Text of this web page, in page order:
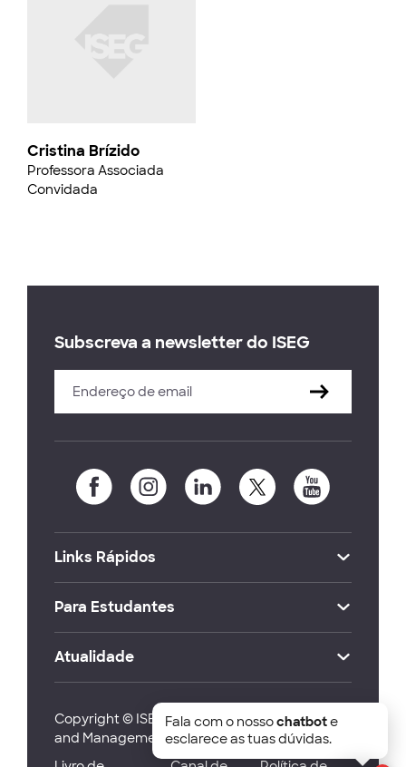
Cristina Brízido
Professora Associada
Convidada
Subscreva a newsletter do ISEG
Links Rápidos
Para Estudantes
Atualidade
Copyright © ISEG Lisbon School of Economics
and Management 2026
Fala com o nossochatbote
esclarece as tuas dúvidas.